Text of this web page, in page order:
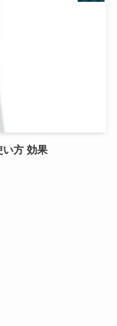
い方 効果